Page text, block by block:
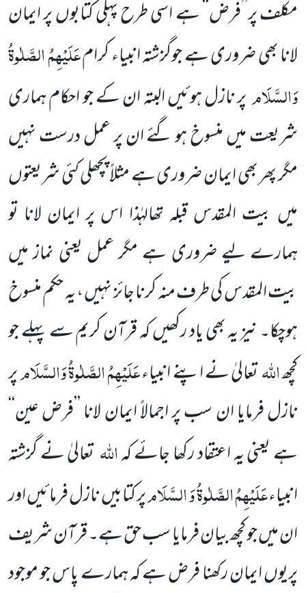
مکلف پر’’فرض‘‘ ہے اسی طرح پہلی کتابوں پر ایمان
لانا بھی ضروری ہے جوگزشتہ انبیاء کرامعَلَیْہِمُ الصَّلٰوۃُ
وَالسَّلَامپر نازل ہوئیں البتہ ان کے جو احکام ہماری
شریعت میں منسوخ ہو گئے ان پر عمل درست نہیں
مگر پھر بھی ایمان ضروری ہے مثلاً پچھلی کئی شریعتوں
میں بیت المقدس قبلہ تھالہٰذا اس پر ایمان لانا تو
ہمارے لیے ضروری ہے مگر عمل یعنی نماز میں
بیت المقدس کی طرف منہ کرنا جائز نہیں ، یہ حکم منسوخ
ہوچکا۔ نیز یہ بھی یاد رکھیں کہ قرآن کریم سے پہلے جو
کچھاللہتعالیٰ نے اپنے انبیاءعَلَیْہِمُ الصَّلٰوۃُ وَالسَّلَامپر
نازل فرمایا ان سب پر اجمالاً ایمان لانا ’’فرض عین‘‘
ہے یعنی یہ اعتقاد رکھا جائے کہاللہتعالیٰ نے گزشتہ
انبیاءعَلَیْہِمُ الصَّلٰوۃُ وَ السَّلَامپر کتابیں نازل فرمائیں اور
ان میں جو کچھ بیان فرمایا سب حق ہے۔ قرآن شریف
پریوں ایمان رکھنا فرض ہے کہ ہمارے پاس جو موجود